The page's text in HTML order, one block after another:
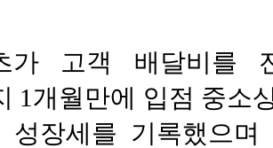
가 고객 배달비를
1개월만에 입점 중소
성장세를 기록했으